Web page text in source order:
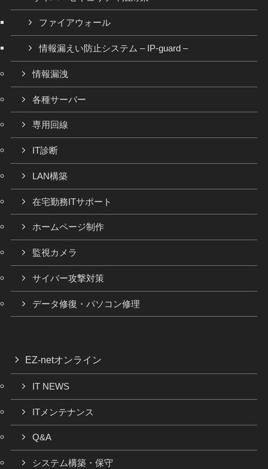
ファイアウォール
情報漏えい防止システム – IP-guard –
情報漏洩
各種サーバー
専用回線
IT診断
LAN構築
在宅勤務ITサポート
ホームページ制作
監視カメラ
サイバー攻撃対策
データ修復・パソコン修理
EZ-netオンライン
IT NEWS
ITメンテナンス
Q&A
システム構築・保守